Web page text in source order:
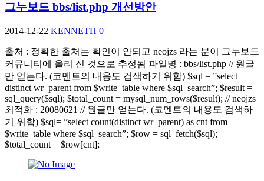
그누보드 bbs/list.php 개선방안
2014-12-22 KENNETH 0
출처 : 정확한 출처는 확인이 안되고 neojzs 라는 분이 그누보드
커뮤니티에 올리 신 것으로 추정됨 파일명 : bbs/list.php // 원글
만 얻는다. (코멘트의 내용도 검색하기 위함) $sql = ”select
distinct wr_parent from $write_table where $sql_search”; $result =
sql_query($sql); $total_count = mysql_num_rows($result); // neojzs
최적화 : 20080621 // 원글만 얻는다. (코멘트의 내용도 검색하
기 위함) $sql= ”select count(distinct wr_parent) as cnt from
$write_table where $sql_search”; $row = sql_fetch($sql);
$total_count = $row[cnt];